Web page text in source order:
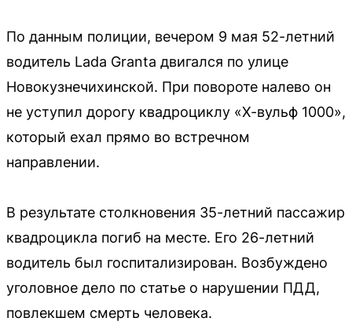
По данным полиции, вечером 9 мая 52-летний
водитель Lada Granta двигался по улице
Новокузнечихинской. При повороте налево он
не уступил дорогу квадроциклу «Х-вульф 1000»,
который ехал прямо во встречном
направлении.
В результате столкновения 35-летний пассажир
квадроцикла погиб на месте. Его 26-летний
водитель был госпитализирован. Возбуждено
уголовное дело по статье о нарушении ПДД,
повлекшем смерть человека.